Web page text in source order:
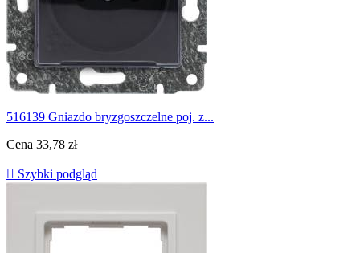
516139 Gniazdo bryzgoszczelne poj. z...
Cena 33,78 zł
 Szybki podgląd